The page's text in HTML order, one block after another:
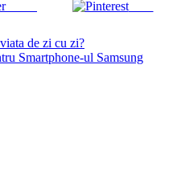
Tweet Save
de zi cu zi?
Smartphone-ul Samsung